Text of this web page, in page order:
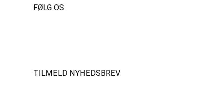
FØLG OS
TILMELD NYHEDSBREV